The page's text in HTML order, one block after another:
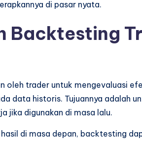
di pasar nyata.
Backtesting
oleh trader untuk mengevaluasi
data historis. Tujuannya adalah
jika digunakan di masa lalu.
di masa depan, backtesting